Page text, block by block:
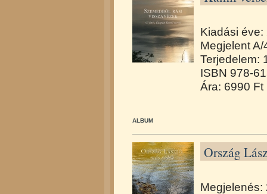
Kiadási éve:
Megjelent
Terjedelem:
ISBN 978-
Ára: 6990 Ft
ALBUM
Ország
Megjelenés: